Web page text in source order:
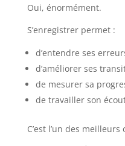
Oui, énormément.
S’enregistrer permet :
d’entendre ses
d’améliorer ses
de mesurer sa
de travailler son
C’est l’un des